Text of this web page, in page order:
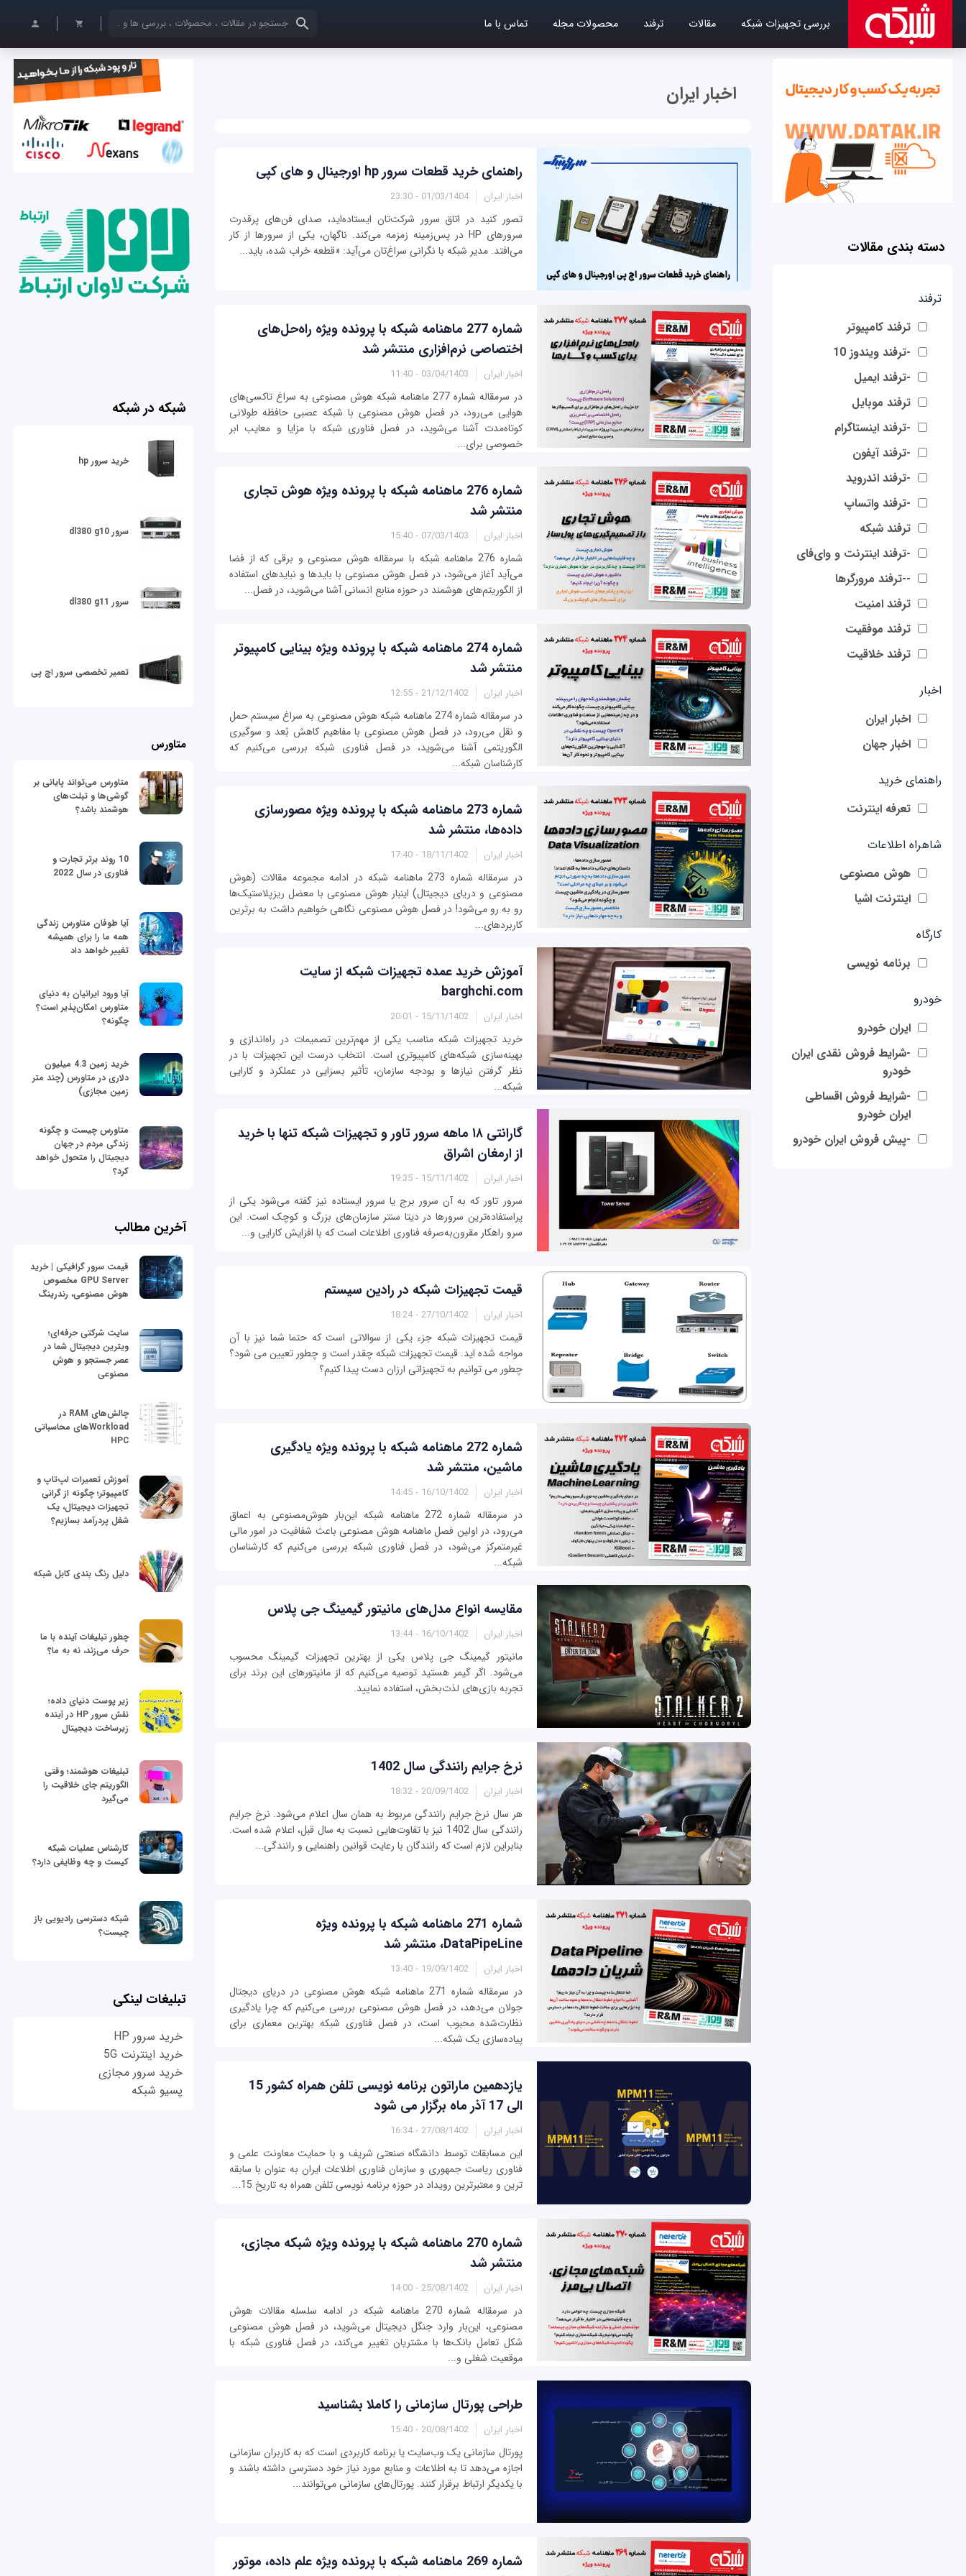
بررسی تجهیزات شبکه مقالات ترفند محصولات مجله تماس با ما کلمات کلیدی خود را وارد کنید
دسته بندی مقالات
ترفند
ترفند کامپیوتر
-ترفند ویندوز 10
-ترفند ایمیل
ترفند موبایل
-ترفند اینستاگرام
-ترفند آیفون
-ترفند اندروید
-ترفند واتساپ
ترفند شبکه
-ترفند اینترنت و وای‌فای
--ترفند مرورگرها
ترفند امنیت
ترفند موفقیت
ترفند خلاقیت
اخبار
اخبار ایران
اخبار جهان
راهنمای خرید
تعرفه اینترنت
شاهراه اطلاعات
هوش مصنوعی
اینترنت اشیا
کارگاه
برنامه نویسی
خودرو
ایران خودرو
-شرایط فروش نقدی ایران
خودرو
-شرایط فروش اقساطی
ایران خودرو
-پیش فروش ایران خودرو
اخبار ایران
راهنمای خرید قطعات سرور hp اورجینال و های کپی
اخبار ایران 01/03/1404 - 23:30
تصور کنید در اتاق سرور شرکت‌تان ایستاده‌اید، صدای فن‌های پرقدرت
سرورهای HP در پس‌زمینه زمزمه می‌کند. ناگهان، یکی از سرورها از کار
می‌افتد. مدیر شبکه با نگرانی سراغ‌تان می‌آید: «قطعه خراب شده، باید...
شماره 277 ماهنامه شبکه با پرونده ویژه راه‌حل‌های
اختصاصی نرم‌افزاری منتشر شد
اخبار ایران 03/04/1403 - 11:40
در سرمقاله شماره 277 ماهنامه شبکه هوش مصنوعی به سراغ تاکسی‌های
هوایی می‌رود، در فصل هوش مصنوعی با شبکه عصبی حافظه‌ طولانی
کوتاه‌مدت آشنا می‌شوید، در فصل فناوری شبکه با مزایا و معایب ابر
خصوصی برای...
شماره 276 ماهنامه شبکه با پرونده ویژه هوش تجاری
منتشر شد
اخبار ایران 07/03/1403 - 15:40
شماره 276 ماهنامه شبکه با سرمقاله هوش مصنوعی و برقی که از فضا
می‌آید آغاز می‌شود، در فصل هوش مصنوعی با بایدها و نبایدهای استفاده
از الگوریتم‌های هوشمند در حوزه منابع انسانی آشنا می‌شوید، در فصل...
شماره 274 ماهنامه شبکه با پرونده ویژه بینایی کامپیوتر
منتشر شد
اخبار ایران 21/12/1402 - 12:55
در سرمقاله شماره 274 ماهنامه شبکه هوش مصنوعی به سراغ سیستم حمل
و نقل می‌رود، در فصل هوش مصنوعی با مفاهیم کاهش بُعد و سوگیری
الگوریتمی آشنا می‌شوید، در فصل فناوری شبکه بررسی می‌کنیم که
کارشناسان شبکه...
شماره 273 ماهنامه شبکه با پرونده ویژه مصورسازی
داده‌ها، منتشر شد
اخبار ایران 18/11/1402 - 17:40
در سرمقاله شماره 273 ماهنامه شبکه در ادامه مجموعه مقالات (هوش
مصنوعی و دریای دیجیتال) اینبار هوش مصنوعی با معضل ریزپلاستیک‌ها
رو به رو می‌شود! در فصل هوش مصنوعی نگاهی خواهیم داشت به برترین
کاربردهای...
آموزش خرید عمده تجهیزات شبکه از سایت
barghchi.com
اخبار ایران 15/11/1402 - 20:01
خرید تجهیزات شبکه مناسب یکی از مهم‌ترین تصمیمات در راه‌اندازی و
بهینه‌سازی شبکه‌های کامپیوتری است. انتخاب درست این تجهیزات با در
نظر گرفتن نیازها و بودجه سازمان، تأثیر بسزایی در عملکرد و کارایی
شبکه...
گارانتی ۱۸ ماهه سرور تاور و تجهیزات شبکه تنها با خرید
از ارمغان اشراق
اخبار ایران 15/11/1402 - 19:35
سرور تاور که به آن سرور برج یا سرور ایستاده نیز گفته می‌شود یکی از
پراستفاده‌ترین سرورها در دیتا سنتر سازمان‌های بزرگ و کوچک است. این
سرو راهکار مقرون‌به‌صرفه فناوری اطلاعات است که با افزایش کارایی و...
قیمت تجهیزات شبکه در رادین سیستم
اخبار ایران 27/10/1402 - 18:24
قیمت تجهیزات شبکه جزء یکی از سوالاتی است که حتما شما نیز با آن
مواجه شده اید. قیمت تجهیزات شبکه چقدر است و چطور تعیین می شود؟
چطور می توانیم به تجهیزاتی ارزان دست پیدا کنیم؟
شماره 272 ماهنامه شبکه با پرونده ویژه یادگیری
ماشین، منتشر شد
اخبار ایران 16/10/1402 - 14:45
در سرمقاله شماره 272 ماهنامه شبکه این‌بار هوش‌مصنوعی به اعماق
می‌رود، در اولین فصل ماهنامه هوش مصنوعی باعث شفافیت در امور مالی
غیرمتمرکز می‌شود، در فصل فناوری شبکه بررسی می‌کنیم که کارشناسان
شبکه...
مقایسه انواع مدل‌های مانیتور گیمینگ جی پلاس
اخبار ایران 16/10/1402 - 13:44
مانیتور گیمینگ جی پلاس یکی از بهترین تجهیزات گیمینگ محسوب
می‌شود. اگر گیمر هستید توصیه می‌کنیم که از مانیتورهای این برند برای
تجربه بازی‌های لذت‌بخش، استفاده نمایید.
نرخ جرایم رانندگی سال 1402
اخبار ایران 20/09/1402 - 18:32
هر سال نرخ جرایم رانندگی مربوط به همان سال اعلام می‌شود. نرخ جرایم
رانندگی سال 1402 نیز با تفاوت‌هایی نسبت به سال قبل، اعلام شده است.
بنابراین لازم است که رانندگان با رعایت قوانین راهنمایی و رانندگی...
شماره 271 ماهنامه شبکه با پرونده ویژه
DataPipeLine، منتشر شد
اخبار ایران 19/09/1402 - 13:40
در سرمقاله شماره 271 ماهنامه شبکه هوش مصنوعی در دریای دیجتال
جولان می‌دهد، در فصل هوش مصنوعی بررسی می‌کنیم که چرا یادگیری
نظارت‌شده محبوب است، در فصل فناوری شبکه بهترین معماری برای
پیاده‌سازی یک شبکه...
یازدهمین ماراتون برنامه نویسی تلفن همراه کشور 15
الی 17 آذر ماه برگزار می شود
اخبار ایران 27/08/1402 - 16:34
این مسابقات توسط دانشگاه صنعتی شریف و با حمایت معاونت علمی و
فناوری ریاست جمهوری و سازمان فناوری اطلاعات ایران به عنوان با سابقه
ترین و معتبرترین رویداد در حوزه برنامه نویسی تلفن همراه به تاریخ 15...
شماره 270 ماهنامه شبکه با پرونده ویژه شبکه مجازی،
منتشر شد
اخبار ایران 25/08/1402 - 14:00
در سرمقاله شماره 270 ماهنامه شبکه در ادامه سلسله مقالات هوش
مصنوعی، این‌بار وارد جنگل دیجیتال می‌شوید، در فصل هوش مصنوعی
شکل تعامل بانک‌ها با مشتریان تغییر می‌کند، در فصل فناوری شبکه با
موقعیت شغلی و...
طراحی پورتال سازمانی را کاملا بشناسید
اخبار ایران 20/08/1402 - 15:40
پورتال سازمانی یک وب‌سایت یا برنامه کاربردی است که به کاربران سازمانی
اجازه می‌دهد تا به اطلاعات و منابع مورد نیاز خود دسترسی داشته باشند و
با یکدیگر ارتباط برقرار کنند. پورتال‌های سازمانی می‌توانند...
شماره 269 ماهنامه شبکه با پرونده ویژه علم داده‌، موتور
شبکه در شبکه
خرید سرور hp
سرور dl380 g10
سرور dl380 g11
تعمیر تخصصی سرور اچ پی
متاورس
متاورس می‌تواند پایانی بر
گوشی‌ها و تبلت‌های
هوشمند باشد؟
10 روند برتر تجارت و
فناوری در سال 2022
آیا طوفان متاورس زندگی
همه ما را برای همیشه
تغییر خواهد داد
آیا ورود ایرانیان به دنیای
متاورس امکان‌پذیر است؟
چگونه؟
خرید زمین 4.3 میلیون
دلاری در متاورس (چند متر
زمین مجازی)
متاورس چیست و چگونه
زندگی مردم در جهان
دیجیتال را متحول خواهد
کرد؟
آخرین مطالب
قیمت سرور گرافیکی | خرید
GPU Server مخصوص
هوش مصنوعی، رندرینگ
سایت شرکتی حرفه‌ای؛
ویترین دیجیتال شما در
عصر جستجو و هوش
مصنوعی
چالش‌های RAM در
Workloadهای محاسباتی
HPC
آموزش تعمیرات لپ‌تاپ و
کامپیوتر؛ چگونه از گرانی
تجهیزات دیجیتال، یک
شغل پردرآمد بسازیم؟
دلیل رنگ بندی کابل شبکه
چطور تبلیغات آینده با ما
حرف می‌زند، نه به ما؟
زیر پوست دنیای داده؛
نقش سرور HP در آینده
زیرساخت دیجیتال
تبلیغات هوشمند؛ وقتی
الگوریتم جای خلاقیت را
می‌گیرد
کارشناس عملیات شبکه
کیست و چه وظایفی دارد؟
شبکه دسترسی رادیویی باز
چیست؟
تبلیغات لینکی
خرید سرور HP
خرید اینترنت 5G
خرید سرور مجازی
پسیو شبکه